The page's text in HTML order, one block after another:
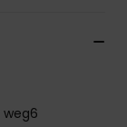
weg6